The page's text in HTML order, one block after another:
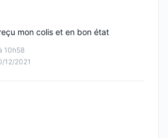
10h58
12/2021
mon colis et en bon état